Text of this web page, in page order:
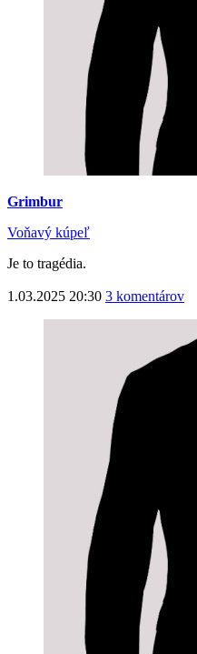
Grimbur
Voňavý kúpeľ
Je to tragédia.
1.03.2025 20:30 3 komentárov